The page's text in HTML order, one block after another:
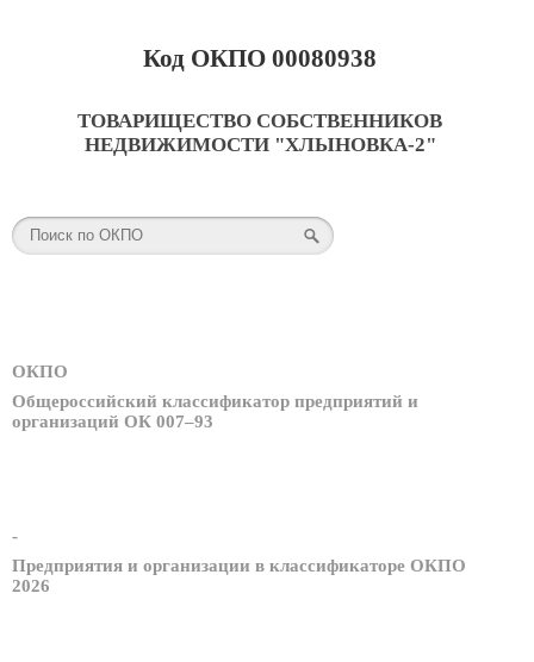
Код ОКПО 00080938
ТОВАРИЩЕСТВО СОБСТВЕННИКОВ
НЕДВИЖИМОСТИ "ХЛЫНОВКА-2"
ОКПО
Общероссийский классификатор предприятий и
организаций ОК 007–93
-
Предприятия и организации в классификаторе ОКПО
2026